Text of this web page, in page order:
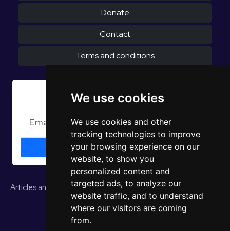
We use cookies
We use cookies and other
tracking technologies to improve
your browsing experience on our
website, to show you
personalized content and
targeted ads, to analyze our
website traffic, and to understand
where our visitors are coming
from.
Donate
Contact
Terms and conditions
Subscribe to Newsletter
Articles and opinionsStudies and reportsEUROPULS Results